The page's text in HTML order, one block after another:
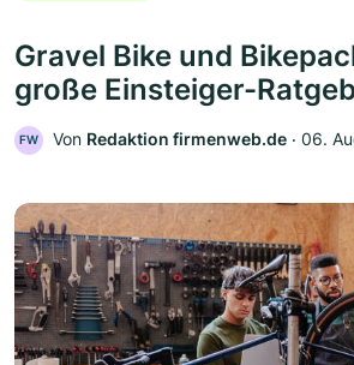
Gravel Bike und
große Einsteiger-
FW Von Redaktion firmenweb.de ‧ 06.